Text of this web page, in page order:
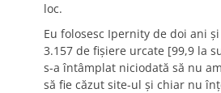
loc.
Eu folosesc Ipernity de doi ani
3.157 de fişiere urcate [99,9 la
s-a întâmplat niciodată să nu
să fie căzut site-ul şi chiar nu